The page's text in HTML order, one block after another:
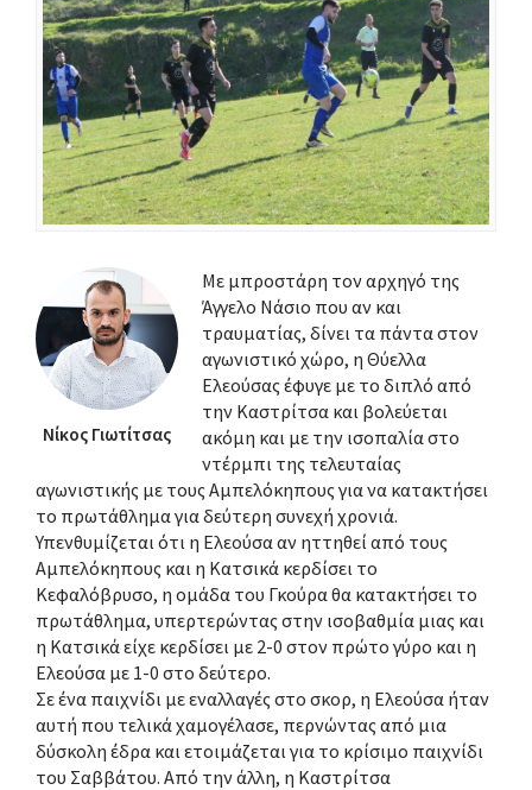
Νίκος Γιωτίτσας
Με μπροστάρη τον αρχηγό της
Άγγελο Νάσιο που αν και
τραυματίας, δίνει τα πάντα στον
αγωνιστικό χώρο, η Θύελλα
Ελεούσας έφυγε με το διπλό από
την Καστρίτσα και βολεύεται
ακόμη και με την ισοπαλία στο
ντέρμπι της τελευταίας
αγωνιστικής με τους Αμπελόκηπους για να κατακτήσει
το πρωτάθλημα για δεύτερη συνεχή χρονιά.
Υπενθυμίζεται ότι η Ελεούσα αν ηττηθεί από τους
Αμπελόκηπους και η Κατσικά κερδίσει το
Κεφαλόβρυσο, η ομάδα του Γκούρα θα κατακτήσει το
πρωτάθλημα, υπερτερώντας στην ισοβαθμία μιας και
η Κατσικά είχε κερδίσει με 2-0 στον πρώτο γύρο και η
Ελεούσα με 1-0 στο δεύτερο.
Σε ένα παιχνίδι με εναλλαγές στο σκορ, η Ελεούσα ήταν
αυτή που τελικά χαμογέλασε, περνώντας από μια
δύσκολη έδρα και ετοιμάζεται για το κρίσιμο παιχνίδι
του Σαββάτου. Από την άλλη, η Καστρίτσα